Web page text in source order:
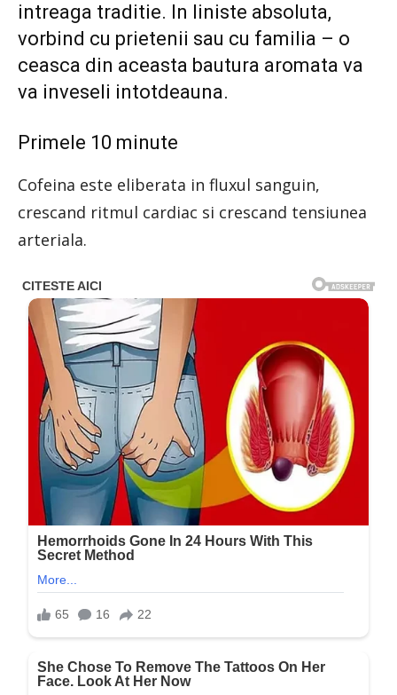
intreaga traditie. In liniste absoluta,
vorbind cu prietenii sau cu familia – o
ceasca din aceasta bautura aromata va
va inveseli intotdeauna.
Primele 10 minute
Cofeina este eliberata in fluxul sanguin,
crescand ritmul cardiac si crescand tensiunea
arteriala.